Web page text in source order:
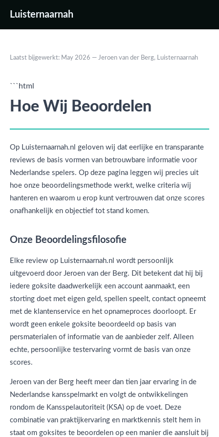
Luisternaarnah
Laatst bijgewerkt: May 2026 — Jeroen van der Berg, Luisternaarnah
```html
Hoe Wij Beoordelen
Op Luisternaarnah.nl geloven wij dat eerlijke en transparante
reviews de basis vormen van betrouwbare informatie voor
Nederlandse spelers. Op deze pagina leggen wij precies uit
hoe onze beoordelingsmethode werkt, welke criteria wij
hanteren en waarom u erop kunt vertrouwen dat onze scores
onafhankelijk en objectief tot stand komen.
Onze Beoordelingsfilosofie
Elke review op Luisternaarnah.nl wordt persoonlijk
uitgevoerd door Jeroen van der Berg. Dit betekent dat hij bij
iedere goksite daadwerkelijk een account aanmaakt, een
storting doet met eigen geld, spellen speelt, contact opneemt
met de klantenservice en het opnameproces doorloopt. Er
wordt geen enkele goksite beoordeeld op basis van
persmaterialen of informatie van de aanbieder zelf. Alleen
echte, persoonlijke testervaring vormt de basis van onze
scores.
Jeroen van der Berg heeft meer dan tien jaar ervaring in de
Nederlandse kansspelmarkt en volgt de ontwikkelingen
rondom de Kansspelautoriteit (KSA) op de voet. Deze
combinatie van praktijkervaring en marktkennis stelt hem in
staat om goksites te beoordelen op een manier die aansluit bij